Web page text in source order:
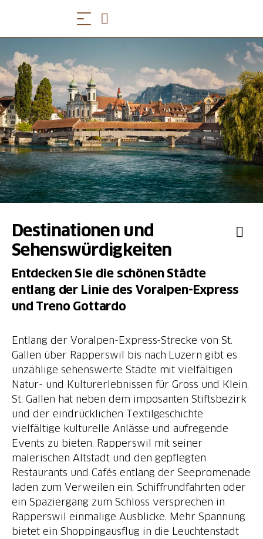
Destinationen und
Sehenswürdigkeiten
Entdecken Sie die schönen Städte
entlang der Linie des Voralpen-Express
und Treno Gottardo
Entlang der Voralpen-Express-Strecke von St.
Gallen über Rapperswil bis nach Luzern gibt es
unzählige sehenswerte Städte mit vielfältigen
Natur- und Kulturerlebnissen für Gross und Klein.
St. Gallen hat neben dem imposanten Stiftsbezirk
und der eindrücklichen Textilgeschichte
vielfältige kulturelle Anlässe und aufregende
Events zu bieten. Rapperswil mit seiner
malerischen Altstadt und den gepflegten
Restaurants und Cafés entlang der Seepromenade
laden zum Verweilen ein. Schiffrundfahrten oder
ein Spaziergang zum Schloss versprechen in
Rapperswil einmalige Ausblicke. Mehr Spannung
bietet ein Shoppingausflug in die Leuchtenstadt